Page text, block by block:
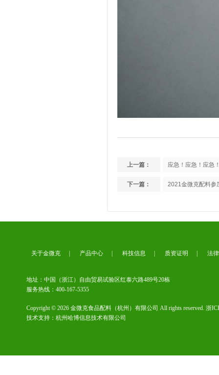
浙江省创新型企业称号
上一篇： 应急！应急！应急
下一篇： 2021金微克配料参
关于金微克 产品中心 科技信息 质资证明 法
地址：中国（浙江）自由贸易试验区红泰六路489号20栋
服务热线：400-167-5355
Copyright © 2026 金微克食品配料（杭州）有限公司 All rights reserved. 浙
技术支持： 杭州哈博信息技术有限公司